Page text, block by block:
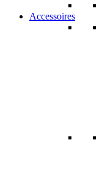
Accessoires